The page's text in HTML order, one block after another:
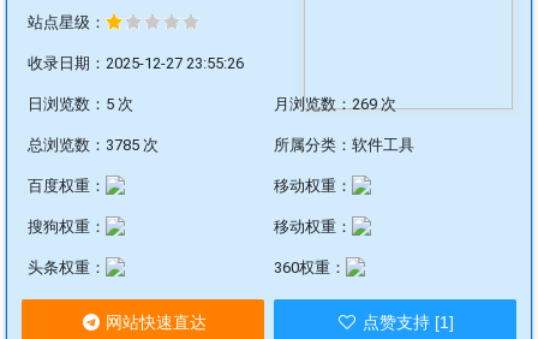
站点星级：
收录日期：2025-12-27 23:55:26
日浏览数：5 次 月浏览数：269 次
总浏览数：3785 次 所属分类： 软件工具
百度权重： 移动权重：
搜狗权重： 移动权重：
头条权重： 360权重：
网站快速直达 点赞支持 [1]